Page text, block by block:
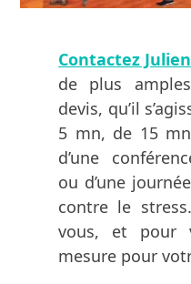
Contactez
de plus
devis, qu’il
5 mn, de 15
d’une
ou d’une
contre le
vous, et pour
mesure pour